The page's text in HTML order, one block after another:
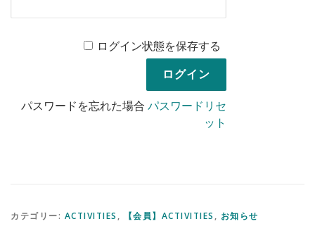
ログイン状態を保存する
パスワードを忘れた場合パスワードリセ
ット
カテゴリー: ACTIVITIES , 【会員】ACTIVITIES , お知らせ